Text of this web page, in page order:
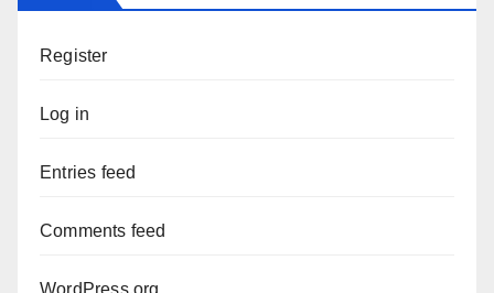
Register
Log in
Entries feed
Comments feed
WordPress.org